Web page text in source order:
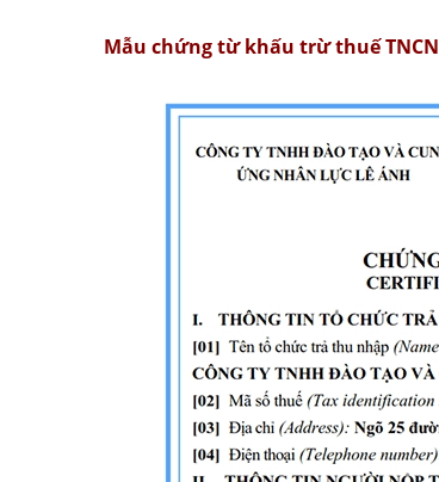
Mẫu chứng từ khấu trừ thuế TNCN